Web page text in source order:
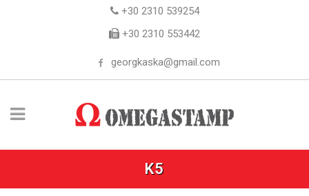
+30 2310 539254
+30 2310 553442
georgkaska@gmail.com
K5